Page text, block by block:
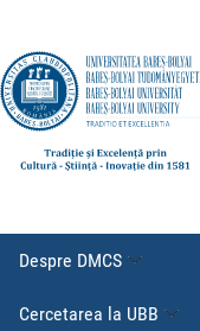
Despre DMCS
Cercetarea la UBB